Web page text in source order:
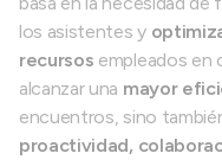
los asistentes y
recursos empleados en
alcanzar una mayor
encuentros, sino
proactividad,